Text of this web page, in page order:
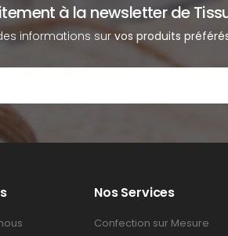
à la newsletter de
informations survos produits
Nos Services
Confection sur Mesure